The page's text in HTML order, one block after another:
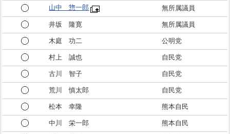
山中 惣一郎 無所属議員
井坂 隆寛 無所属議員
木庭 功二 公明党
村上 誠也 自民党
古川 智子 自民党
荒川 慎太郎 自民党
松本 幸隆 熊本自民
中川 栄一郎 熊本自民